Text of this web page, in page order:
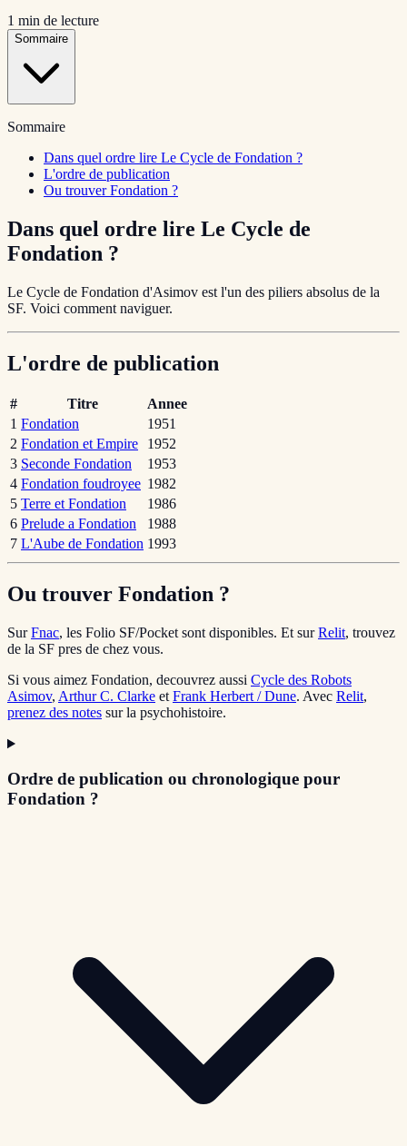
1 min de lecture
Sommaire
Sommaire
Dans quel ordre lire Le Cycle de Fondation ?
L'ordre de publication
Ou trouver Fondation ?
Dans quel ordre lire Le Cycle de
Fondation ?
Le Cycle de Fondation d'Asimov est l'un des piliers absolus de la
SF. Voici comment naviguer.
L'ordre de publication
# Titre
Annee
1 Fondation
1951
2 Fondation et Empire
1952
3 Seconde Fondation
1953
4 Fondation foudroyee 1982
5 Terre et Fondation
1986
6 Prelude a Fondation
1988
7 L'Aube de Fondation 1993
Ou trouver Fondation ?
SurFnac, les Folio SF/Pocket sont disponibles. Et surRelit, trouvez
de la SF pres de chez vous.
Si vous aimez Fondation, decouvrez aussi Cycle des Robots
Asimov, Arthur C. Clarke et Frank Herbert / Dune. Avec Relit,
prenez des notes sur la psychohistoire.
Ordre de publication ou chronologique pour
Fondation ?